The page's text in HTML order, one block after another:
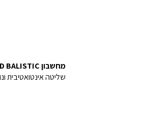
מחשבון APPLIED BALISTIC –
שליטה אינטואטיבית